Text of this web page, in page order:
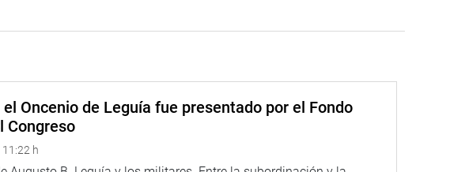
atención a los pacientes asegurados.
Daza Loarte, quien refirió que la atención se viene
la pandemia de la COVID-19. Con respecto a esta situación,
de acuerdo con la demanda existente y que se tiene una
atención adecuada de los pacientes.
Oncenio de Leguía fue presentado por el Fondo
Congreso
h